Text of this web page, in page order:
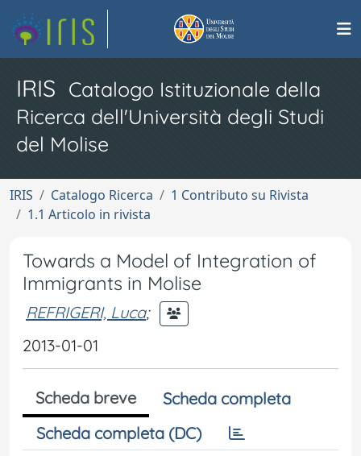
IRIS Catalogo Istituzionale della
Ricerca dell'Università degli Studi
del Molise
IRIS Catalogo Ricerca
1 Contributo su Rivista
1.1 Articolo in rivista
Towards a Model of Integration of
Immigrants in Molise
REFRIGERI, Luca;
2013-01-01
Scheda breve
Scheda completa
Scheda completa (DC)